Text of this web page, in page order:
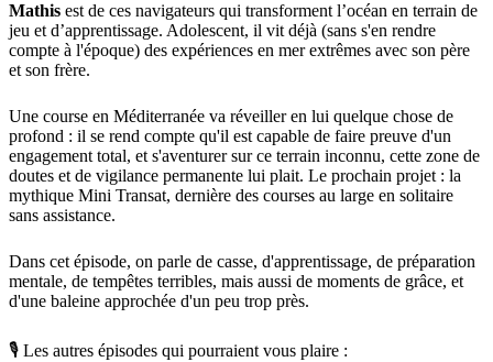
Mathis est de ces navigateurs qui transforment l’océan en terrain de
jeu et d’apprentissage. Adolescent, il vit déjà (sans s'en rendre
compte à l'époque) des expériences en mer extrêmes avec son père
et son frère.
Une course en Méditerranée va réveiller en lui quelque chose de
profond : il se rend compte qu'il est capable de faire preuve d'un
engagement total, et s'aventurer sur ce terrain inconnu, cette zone de
doutes et de vigilance permanente lui plait. Le prochain projet : la
mythique Mini Transat, dernière des courses au large en solitaire
sans assistance.
Dans cet épisode, on parle de casse, d'apprentissage, de préparation
mentale, de tempêtes terribles, mais aussi de moments de grâce, et
d'une baleine approchée d'un peu trop près.
🎙 Les autres épisodes qui pourraient vous plaire :